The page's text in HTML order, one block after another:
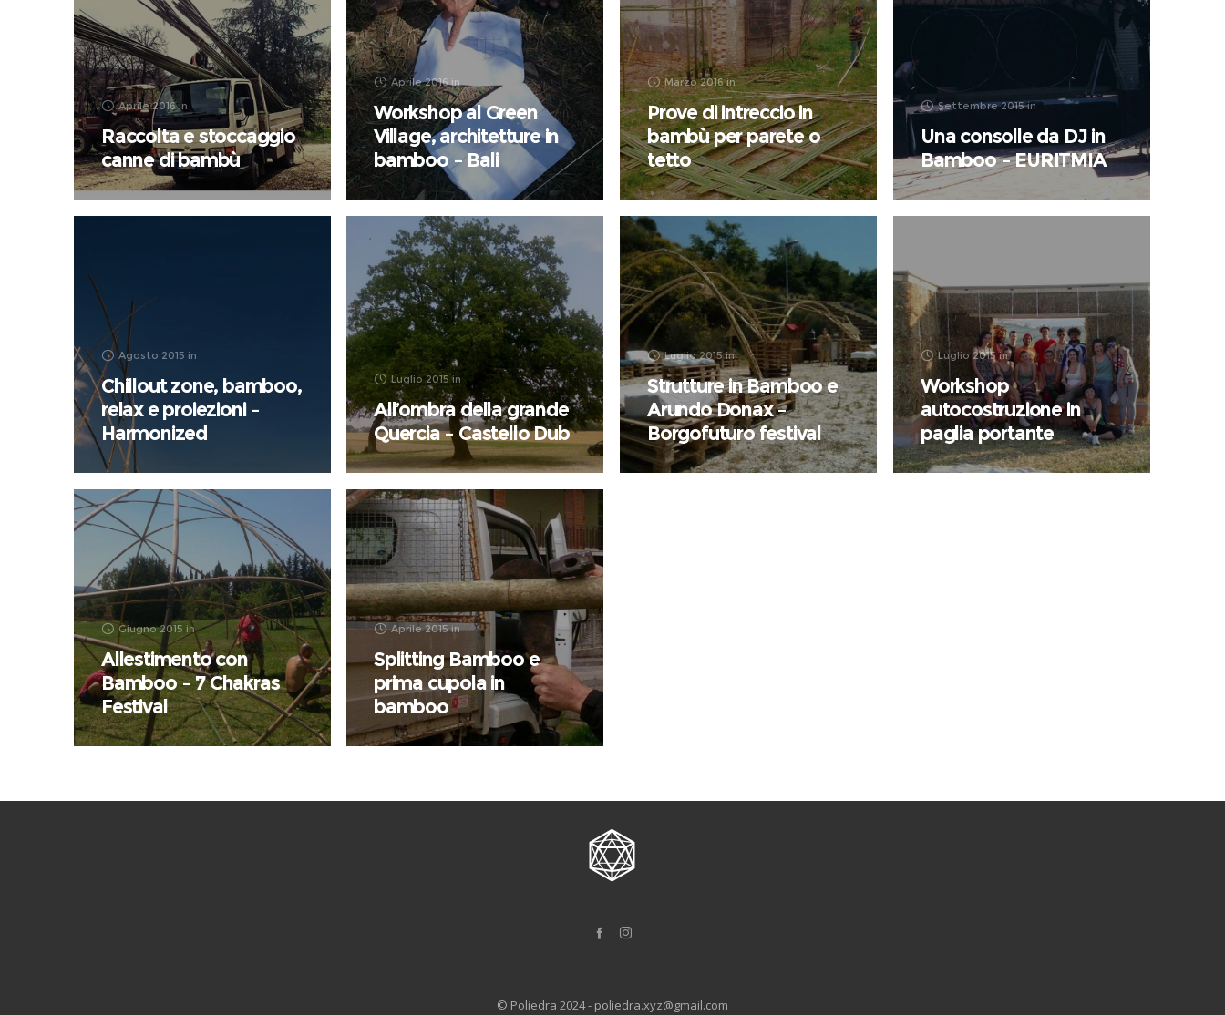
Aprile 2016 in
Raccolta e stoccaggio
canne di bambù
Aprile 2016 in
Workshop al Green
Village, architetture in
bamboo – Bali
Marzo 2016 in
Prove di intreccio in
bambù per parete o
tetto
Settembre 2015 in
Una consolle da DJ in
Bamboo – EURITMIA
Agosto 2015 in
Chillout zone, bamboo,
relax e proiezioni –
Harmonized
Luglio 2015 in
All’ombra della grande
Quercia – Castello Dub
Luglio 2015 in
Strutture in Bamboo e
Arundo Donax –
Borgofuturo festival
Luglio 2015 in
Workshop
autocostruzione in
paglia portante
Giugno 2015 in
Allestimento con
Bamboo – 7 Chakras
Festival
Aprile 2015 in
Splitting Bamboo e
prima cupola in
bamboo
© Poliedra 2024 - poliedra.xyz@gmail.com